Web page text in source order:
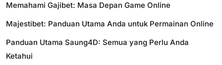
Memahami Gajibet: Masa Depan Game Online
Majestibet: Panduan Utama Anda untuk Permainan Online
Panduan Utama Saung4D: Semua yang Perlu Anda
Ketahui